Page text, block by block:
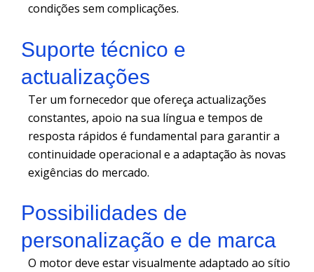
condições sem complicações.
Suporte técnico e
actualizações
Ter um fornecedor que ofereça actualizações
constantes, apoio na sua língua e tempos de
resposta rápidos é fundamental para garantir a
continuidade operacional e a adaptação às novas
exigências do mercado.
Possibilidades de
personalização e de marca
O motor deve estar visualmente adaptado ao sítio